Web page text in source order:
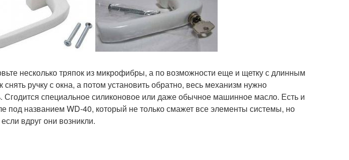
несколько тряпок из микрофибры, а по возможности еще и щетку с длинным
ручку с окна, а потом установить обратно, весь механизм нужно
Сгодится специальное силиконовое или даже обычное машинное масло. Есть и
под названием WD-40, который не только смажет все элементы системы, но
вдруг они возникли.